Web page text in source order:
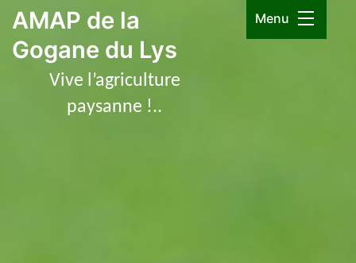
Aller
au
contenu
AMAP de la
Gogane du Lys
Vive l’agriculture
paysanne !..
Menu